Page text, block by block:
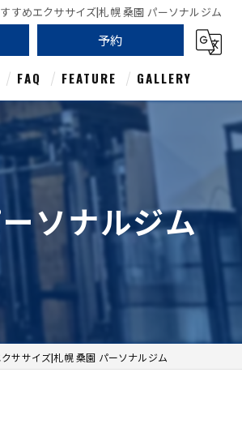
すめエクササイズ|札幌 桑園 パーソナルジム
予約
FAQ FEATURE
姿勢
ボディケア
アスリート
GALLERY
ソナルジム
ササイズ|札幌 桑園 パーソナルジム